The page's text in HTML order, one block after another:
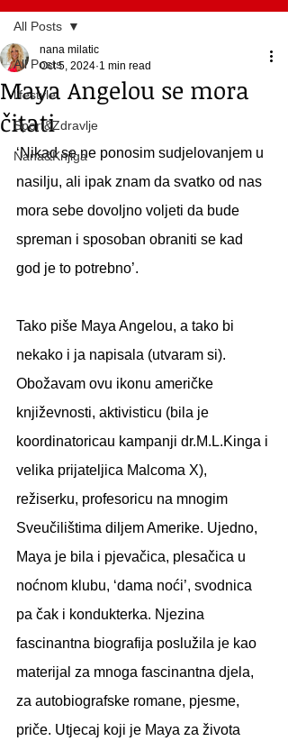
All Posts
lifestyle
Sport&Zdravlje
Nana&Knjiga
All Posts
Maya Angelou se mora
čitati
nana milatic
Oct 5, 2024 1 min read
‘Nikad se ne ponosim sudjelovanjem u
nasilju, ali ipak znam da svatko od nas
mora sebe dovoljno voljeti da bude
spreman i sposoban obraniti se kad
god je to potrebno’.
Tako piše Maya Angelou, a tako bi
nekako i ja napisala (utvaram si).
Obožavam ovu ikonu američke
književnosti, aktivisticu (bila je
koordinatoricau kampanji dr.M.L.Kinga i
velika prijateljica Malcoma X),
režiserku, profesoricu na mnogim
Sveučilištima diljem Amerike. Ujedno,
Maya je bila i pjevačica, plesačica u
noćnom klubu, ‘dama noći’, svodnica
pa čak i kondukterka. Njezina
fascinantna biografija poslužila je kao
materijal za mnoga fascinantna djela,
za autobiografske romane, pjesme,
priče. Utjecaj koji je Maya za života